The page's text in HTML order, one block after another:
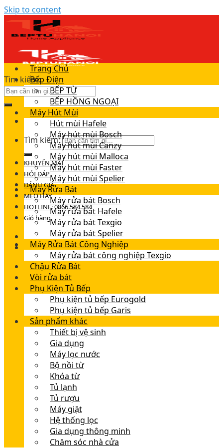
Skip to content
Tìm kiếm:
Tìm kiếm:
KHUYẾN MÃI
HỎI ĐÁP
ĐÁNH GIÁ
MẸO HAY
HOTLINE: 0866.584.584
Giỏ hàng
Trang Chủ
Bếp Điện
BẾP TỪ
BẾP HỒNG NGOẠI
Máy Hút Mùi
Hút mùi Hafele
Máy hút mùi Bosch
Máy hút mùi Canzy
Máy hút mùi Malloca
Máy hút mùi Faster
Máy hút mùi Spelier
Máy Rửa Bát
Máy rửa bát Bosch
Máy rửa bát Hafele
Máy rửa bát Texgio
Máy rửa bát Spelier
Máy Rửa Bát Công Nghiệp
Máy rửa bát công nghiệp Texgio
Chậu Rửa Bát
Vòi rửa bát
Phụ Kiện Tủ Bếp
Phụ kiện tủ bếp Eurogold
Phụ kiện tủ bếp Garis
Sản phẩm khác
Thiết bị vệ sinh
Gia dụng
Máy lọc nước
Bộ nồi từ
Khóa từ
Tủ lạnh
Tủ rượu
Máy giặt
Hệ thống lọc
Gia dụng thông minh
Chăm sóc nhà cửa